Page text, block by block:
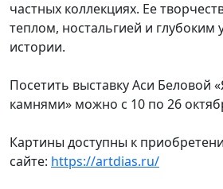
частных коллекциях. Ее
теплом, ностальгией и глубоким
истории.
Посетить выставку Аси Беловой
камнями» можно с 10 по 26
Картины доступны к
сайте: https://artdias.ru/